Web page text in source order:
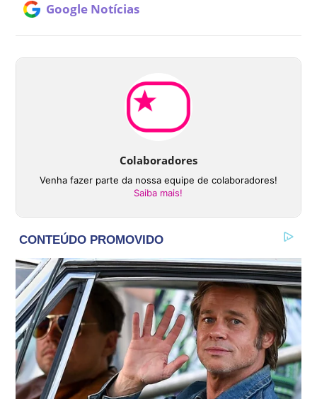
Google Notícias
Colaboradores
Venha fazer parte da nossa equipe de colaboradores!
Saiba mais!